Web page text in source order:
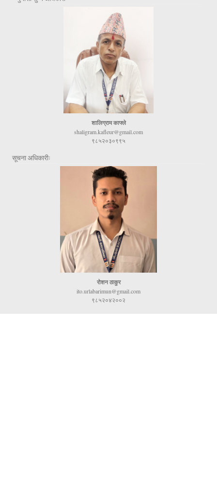
शालिग्राम काफ्ले
shaligram.kafleur@gmail.com
९८५२०३०९९५
सूचना अधिकारीः
रोशन ठाकुर
ito.urlabarimun@gmail.com
९८५२०४२००२